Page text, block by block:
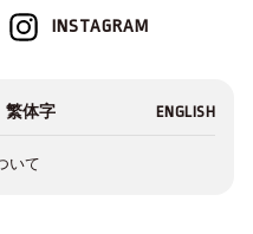
INSTAGRAM
いて